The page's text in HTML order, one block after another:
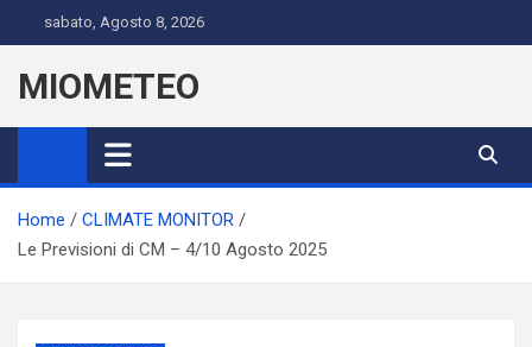
to
content
sabato, Agosto 8, 2026
MIOMETEO
Home
CLIMATE MONITOR
Le Previsioni di CM – 4/10 Agosto 2025